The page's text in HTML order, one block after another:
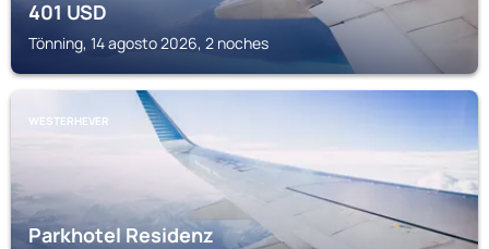
401USD
Tönning, 14 agosto 2026, 2 noches
WESTERHEVER
Parkhotel Residenz